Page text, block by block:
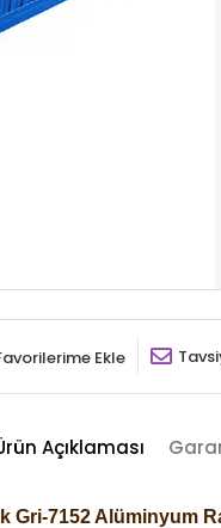
Ekle
Açıklaması
Gri-7152 Alüminyum